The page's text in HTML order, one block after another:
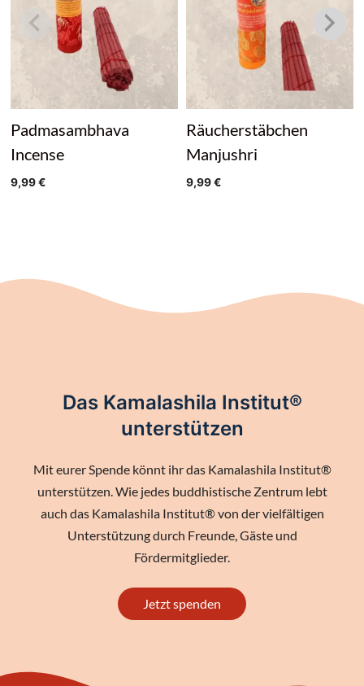
Padmasambhava
Incense
9,99€
Räucherstäbchen
Manjushri
9,99€
Das Kamalashila Institut®
unterstützen
Mit eurer Spende könnt ihr das Kamalashila Institut®
unterstützen. Wie jedes buddhistische Zentrum lebt
auch das Kamalashila Institut® von der vielfältigen
Unterstützung durch Freunde, Gäste und
Fördermitglieder.
Jetzt spenden